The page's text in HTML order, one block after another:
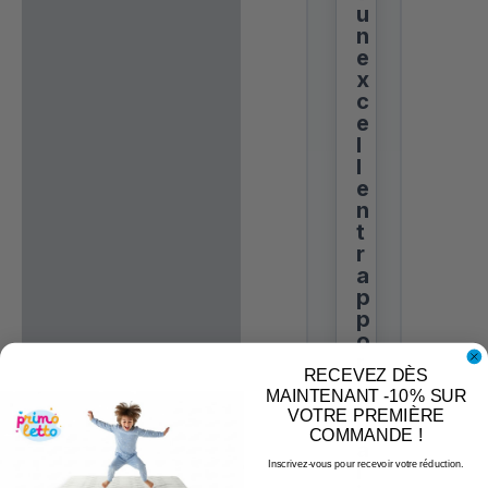
u
n
e
x
c
e
l
l
e
n
t
r
a
p
p
o
r
t
q
u
a
l
RECEVEZ DÈS
MAINTENANT -10% SUR
VOTRE PREMIÈRE
COMMANDE !
Inscrivez-vous pour recevoir votre réduction.